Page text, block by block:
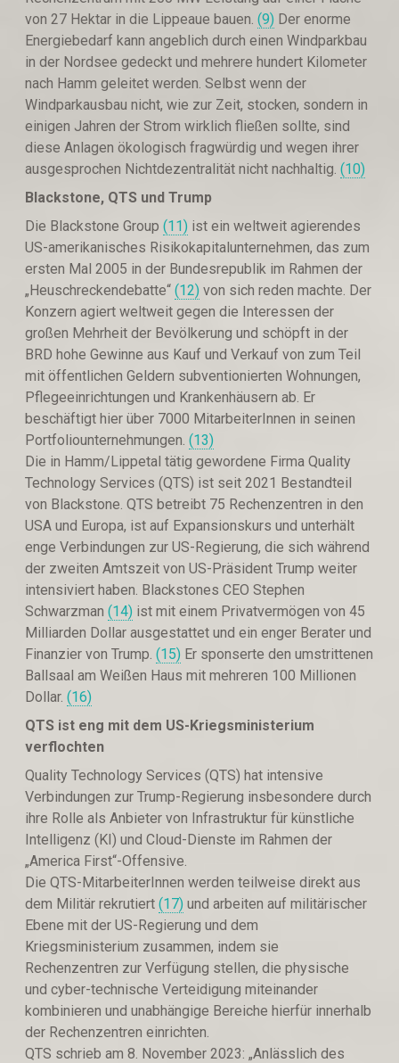
von 27 Hektar in die Lippeaue bauen.(9) Der enorme
Energiebedarf kann angeblich durch einen Windparkbau
in der Nordsee gedeckt und mehrere hundert Kilometer
nach Hamm geleitet werden. Selbst wenn der
Windparkausbau nicht, wie zur Zeit, stocken, sondern in
einigen Jahren der Strom wirklich fließen sollte, sind
diese Anlagen ökologisch fragwürdig und wegen ihrer
ausgesprochen Nichtdezentralität nicht nachhaltig.(10)
Blackstone, QTS und Trump
Die Blackstone Group(11) ist ein weltweit agierendes
US-amerikanisches Risikokapitalunternehmen, das zum
ersten Mal 2005 in der Bundesrepublik im Rahmen der
„Heuschreckendebatte“(12) von sich reden machte. Der
Konzern agiert weltweit gegen die Interessen der
großen Mehrheit der Bevölkerung und schöpft in der
BRD hohe Gewinne aus Kauf und Verkauf von zum Teil
mit öffentlichen Geldern subventionierten Wohnungen,
Pflegeeinrichtungen und Krankenhäusern ab. Er
beschäftigt hier über 7000 MitarbeiterInnen in seinen
Portfoliounternehmungen.(13)
Die in Hamm/Lippetal tätig gewordene Firma Quality
Technology Services (QTS) ist seit 2021 Bestandteil
von Blackstone. QTS betreibt 75 Rechenzentren in den
USA und Europa, ist auf Expansionskurs und unterhält
enge Verbindungen zur US-Regierung, die sich während
der zweiten Amtszeit von US-Präsident Trump weiter
intensiviert haben. Blackstones CEO Stephen
Schwarzman(14) ist mit einem Privatvermögen von 45
Milliarden Dollar ausgestattet und ein enger Berater und
Finanzier von Trump.(15) Er sponserte den umstrittenen
Ballsaal am Weißen Haus mit mehreren 100 Millionen
Dollar.(16)
QTS ist eng mit dem US-Kriegsministerium
verflochten
Quality Technology Services (QTS) hat intensive
Verbindungen zur Trump-Regierung insbesondere durch
ihre Rolle als Anbieter von Infrastruktur für künstliche
Intelligenz (KI) und Cloud-Dienste im Rahmen der
„America First“-Offensive.
Die QTS-MitarbeiterInnen werden teilweise direkt aus
dem Militär rekrutiert(17) und arbeiten auf militärischer
Ebene mit der US-Regierung und dem
Kriegsministerium zusammen, indem sie
Rechenzentren zur Verfügung stellen, die physische
und cyber-technische Verteidigung miteinander
kombinieren und unabhängige Bereiche hierfür innerhalb
der Rechenzentren einrichten.
QTS schrieb am 8. November 2023: „Anlässlich des